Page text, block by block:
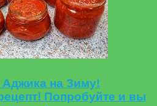
на Зиму!
Попробуйте и вы